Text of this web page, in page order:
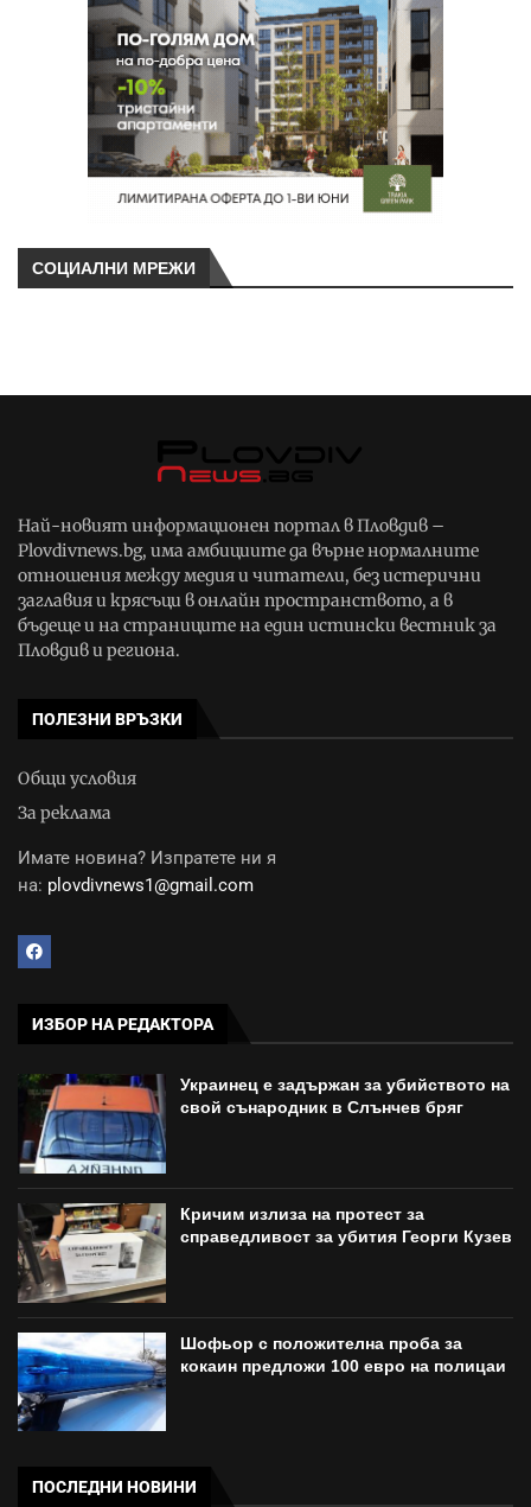
СОЦИАЛНИ МРЕЖИ
Най-новият информационен портал в Пловдив –
Plovdivnews.bg, има амбициите да върне нормалните
отношения между медия и читатели, без истерични
заглавия и крясъци в онлайн пространството, а в
бъдеще и на страниците на един истински вестник за
Пловдив и региона.
ПОЛЕЗНИ ВРЪЗКИ
Общи условия
За реклама
Имате новина? Изпратете ни я
на: plovdivnews1@gmail.com
ИЗБОР НА РЕДАКТОРА
Украинец е задържан за убийството на
свой сънародник в Слънчев бряг
Кричим излиза на протест за
справедливост за убития Георги Кузев
Шофьор с положителна проба за
кокаин предложи 100 евро на полицаи
ПОСЛЕДНИ НОВИНИ